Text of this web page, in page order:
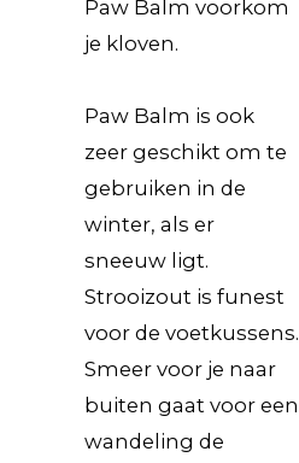
Paw Balm voorkom
je kloven.
Paw Balm is ook
zeer geschikt om te
gebruiken in de
winter, als er
sneeuw ligt.
Strooizout is funest
voor de voetkussens.
Smeer voor je naar
buiten gaat voor een
wandeling de